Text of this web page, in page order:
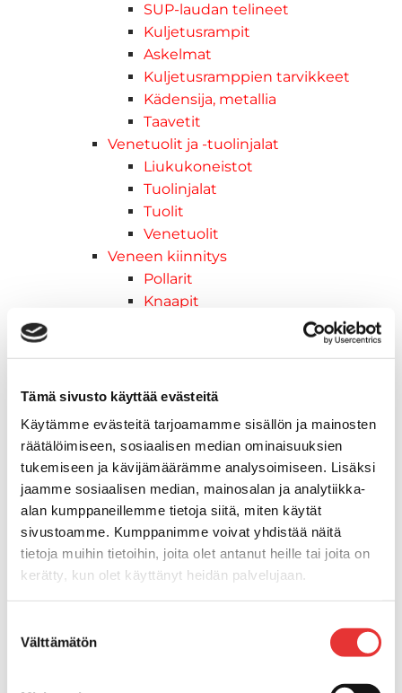
Tämä sivusto käyttää evästeitä
Käytämme evästeitä tarjoamamme sisällön ja mainosten
räätälöimiseen, sosiaalisen median ominaisuuksien
tukemiseen ja kävijämäärämme analysoimiseen. Lisäksi
jaamme sosiaalisen median, mainosalan ja analytiikka-
alan kumppaneillemme tietoja siitä, miten käytät
sivustoamme. Kumppanimme voivat yhdistää näitä
tietoja muihin tietoihin, joita olet antanut heille tai joita on
kerätty, kun olet käyttänyt heidän palvelujaan.
valinta
Välttämätön
SUP-laudan telineet
Kuljetusrampit
Askelmat
Kuljetusramppien tarvikkeet
Kädensija, metallia
Taavetit
Venetuolit ja -tuolinjalat
Liukukoneistot
Tuolinjalat
Tuolit
Venetuolit
Veneen kiinnitys
Pollarit
Knaapit
Venerenkaat ja silmukkapultit/-
Vetourat
Jätevesi
Kansiruuvikkeiden varaosat
Muoviseokset
Polttoaine
Kansiruuvikkeitten varaosat
Makea vesi
Keula- ja uimatasot